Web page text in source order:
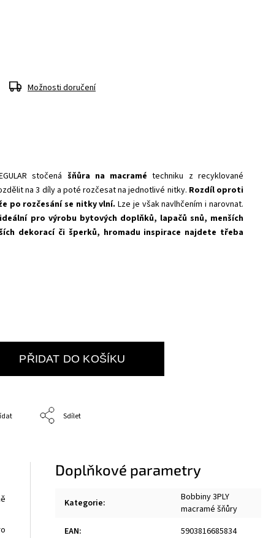
stočená šňůra na macramé techniku z recyklované
na 3 díly a poté rozčesat na jednotlivé nitky. Rozdíl oproti
po rozčesání se nitky vlní. Lze je však navlhčením i narovnat.
pro výrobu bytových doplňků, lapačů snů, menších
dekorací či šperků, hromadu inspirace najdete třeba
Možnosti doručení
PŘIDAT DO KOŠÍKU
Sdílet
Doplňkové parametry
Kategorie:
Bobbiny 3PLY
macramé šňůry
EAN: 5903816685834